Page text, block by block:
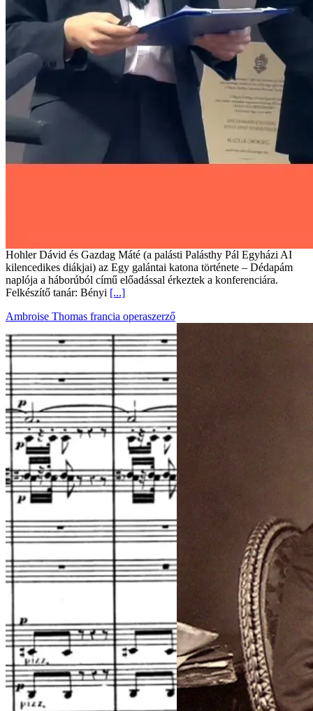
Hohler Dávid és Gazdag Máté (a palásti Palásthy Pál Egyházi AI
kilencedikes diákjai) az Egy galántai katona története – Dédapám
naplója a háborúból című előadással érkeztek a konferenciára.
Felkészítő tanár: Bényi [...]
Ambroise Thomas francia operaszerző